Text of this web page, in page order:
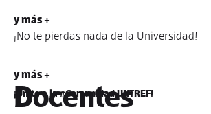
y más +
¡No te pierdas nada de la Universidad!
y más +
¡Unite a la #Comunidad UNTREF!
Docentes